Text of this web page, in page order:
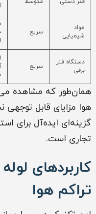
مواد
شیمیایی
سریع
دستگاه فنر
برقی
سریع
همان‌طور که مشاهده
هوا مزایای قابل
گزینه‌ای ایده‌آل برای
تجاری است.
کاربردهای
تراکم هوا